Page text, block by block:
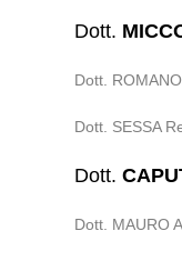
Dott.
Dott.
Dott. SESSA
Dott.
Dott. MAURO